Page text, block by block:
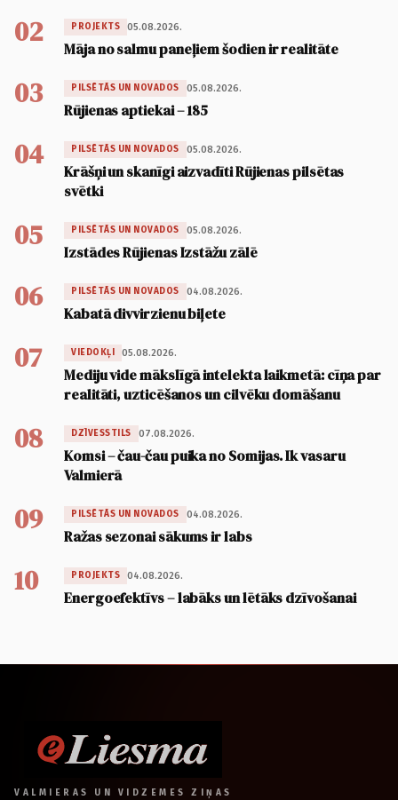
02 PROJEKTS 05.08.2026.
Māja no salmu paneļiem šodien ir realitāte
03 PILSĒTĀS UN NOVADOS 05.08.2026.
Rūjienas aptiekai – 185
04 PILSĒTĀS UN NOVADOS 05.08.2026.
Krāšņi un skanīgi aizvadīti Rūjienas pilsētas
svētki
05 PILSĒTĀS UN NOVADOS 05.08.2026.
Izstādes Rūjienas Izstāžu zālē
06 PILSĒTĀS UN NOVADOS 04.08.2026.
Kabatā divvirzienu biļete
07 VIEDOKĻI 05.08.2026.
Mediju vide mākslīgā intelekta laikmetā: cīņa par
realitāti, uzticēšanos un cilvēku domāšanu
08 DZĪVESSTILS 07.08.2026.
Komsi – čau-čau puika no Somijas. Ik vasaru
Valmierā
09 PILSĒTĀS UN NOVADOS 04.08.2026.
Ražas sezonai sākums ir labs
10 PROJEKTS 04.08.2026.
Energoefektīvs – labāks un lētāks dzīvošanai
VALMIERAS UN VIDZEMES ZIŅAS